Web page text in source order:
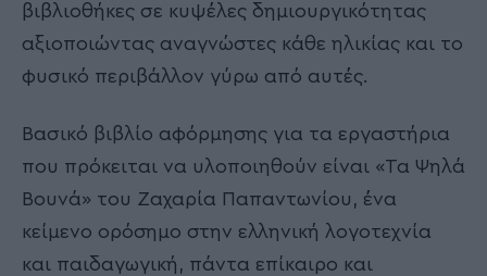
βιβλιοθήκες σε κυψέλες δημιουργικότητας
αξιοποιώντας αναγνώστες κάθε ηλικίας και το
φυσικό περιβάλλον γύρω από αυτές.
Βασικό βιβλίο αφόρμησης για τα εργαστήρια
που πρόκειται να υλοποιηθούν είναι «Τα Ψηλά
Βουνά» του Ζαχαρία Παπαντωνίου, ένα
κείμενο ορόσημο στην ελληνική λογοτεχνία
και παιδαγωγική, πάντα επίκαιρο και